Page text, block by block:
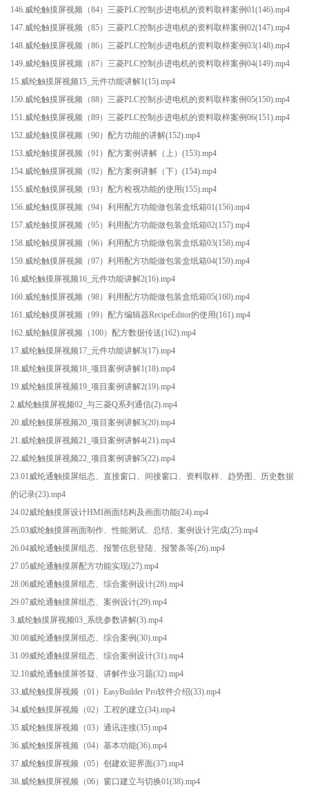
146.威纶触摸屏视频（84）三菱PLC控制步进电机的资料取样案例01(146).mp4
147.威纶触摸屏视频（85）三菱PLC控制步进电机的资料取样案例02(147).mp4
148.威纶触摸屏视频（86）三菱PLC控制步进电机的资料取样案例03(148).mp4
149.威纶触摸屏视频（87）三菱PLC控制步进电机的资料取样案例04(149).mp4
15.威纶触摸屏视频15_元件功能讲解1(15).mp4
150.威纶触摸屏视频（88）三菱PLC控制步进电机的资料取样案例05(150).mp4
151.威纶触摸屏视频（89）三菱PLC控制步进电机的资料取样案例06(151).mp4
152.威纶触摸屏视频（90）配方功能的讲解(152).mp4
153.威纶触摸屏视频（91）配方案例讲解（上）(153).mp4
154.威纶触摸屏视频（92）配方案例讲解（下）(154).mp4
155.威纶触摸屏视频（93）配方检视功能的使用(155).mp4
156.威纶触摸屏视频（94）利用配方功能做包装盒纸箱01(156).mp4
157.威纶触摸屏视频（95）利用配方功能做包装盒纸箱02(157).mp4
158.威纶触摸屏视频（96）利用配方功能做包装盒纸箱03(158).mp4
159.威纶触摸屏视频（97）利用配方功能做包装盒纸箱04(159).mp4
16.威纶触摸屏视频16_元件功能讲解2(16).mp4
160.威纶触摸屏视频（98）利用配方功能做包装盒纸箱05(160).mp4
161.威纶触摸屏视频（99）配方编辑器RecipeEditor的使用(161).mp4
162.威纶触摸屏视频（100）配方数据传送(162).mp4
17.威纶触摸屏视频17_元件功能讲解3(17).mp4
18.威纶触摸屏视频18_项目案例讲解1(18).mp4
19.威纶触摸屏视频19_项目案例讲解2(19).mp4
2.威纶触摸屏视频02_与三菱Q系列通信(2).mp4
20.威纶触摸屏视频20_项目案例讲解3(20).mp4
21.威纶触摸屏视频21_项目案例讲解4(21).mp4
22.威纶触摸屏视频22_项目案例讲解5(22).mp4
23.01威纶通触摸屏组态、直接窗口、间接窗口、资料取样、趋势图、历史数据
的记录(23).mp4
24.02威纶触摸屏设计HMI画面结构及画面功能(24).mp4
25.03威纶触摸屏画面制作、性能测试、总结、案例设计完成(25).mp4
26.04威纶通触摸屏组态、报警信息登陆、报警条等(26).mp4
27.05威纶通触摸屏配方功能实现(27).mp4
28.06威纶通触摸屏组态、综合案例设计(28).mp4
29.07威纶通触摸屏组态、案例设计(29).mp4
3.威纶触摸屏视频03_系统参数讲解(3).mp4
30.08威纶通触摸屏组态、综合案例(30).mp4
31.09威纶通触摸屏组态、综合案例设计(31).mp4
32.10威纶通触摸屏答疑、讲解作业习题(32).mp4
33.威纶触摸屏视频（01）EasyBuilder Pro软件介绍(33).mp4
34.威纶触摸屏视频（02）工程的建立(34).mp4
35.威纶触摸屏视频（03）通讯连接(35).mp4
36.威纶触摸屏视频（04）基本功能(36).mp4
37.威纶触摸屏视频（05）创建欢迎界面(37).mp4
38.威纶触摸屏视频（06）窗口建立与切换01(38).mp4